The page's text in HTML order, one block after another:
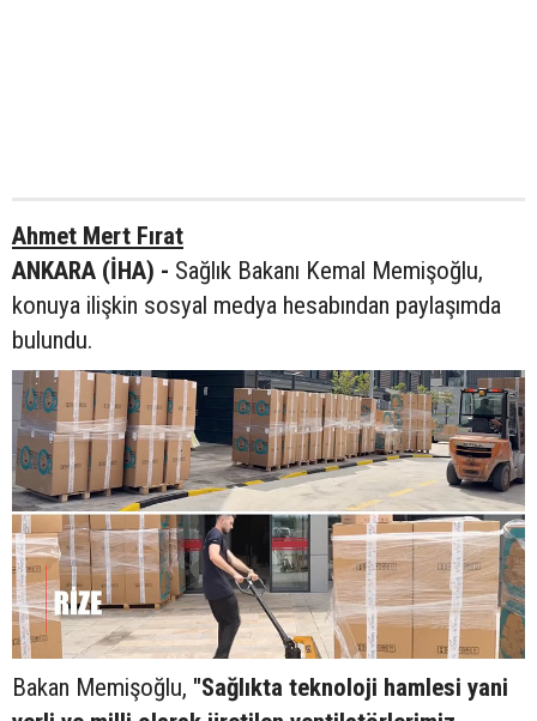
Ahmet Mert Fırat
ANKARA (İHA) - Sağlık Bakanı Kemal Memişoğlu,
konuya ilişkin sosyal medya hesabından paylaşımda
bulundu.
Bakan Memişoğlu, "Sağlıkta teknoloji hamlesi yani